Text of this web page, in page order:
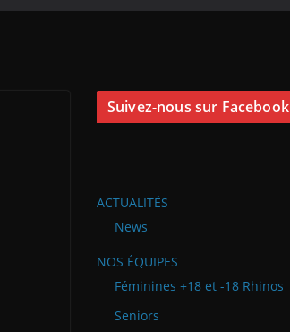
Suivez-nous sur Facebook
ACTUALITÉS
News
NOS ÉQUIPES
Féminines +18 et -18 Rhinos
Seniors